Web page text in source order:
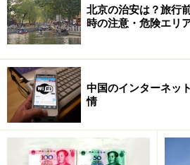
北京の治安は？旅行
時の注意・危険エリ
中国のインターネッ
情